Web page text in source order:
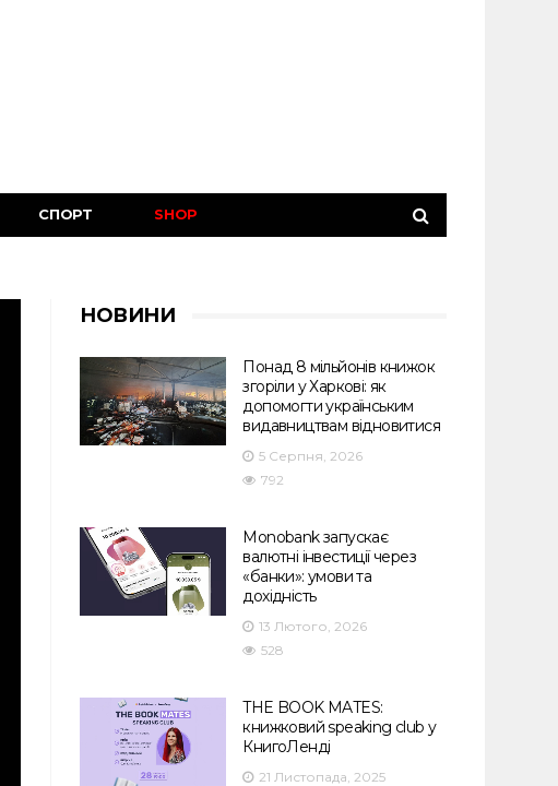
СПОРТ SHOP
НОВИНИ
Понад 8 мільйонів книжок
згоріли у Харкові: як
допомогти українським
видавництвам відновитися
5 Серпня, 2026
792
Monobank запускає
валютні інвестиції через
«банки»: умови та
дохідність
13 Лютого, 2026
528
THE BOOK MATES:
книжковий speaking club у
КнигоЛенді
21 Листопада, 2025